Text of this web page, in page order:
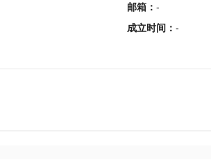
邮箱 ： -
成立时间 ： -